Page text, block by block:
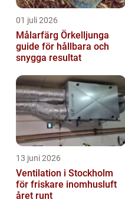
01 juli 2026
Målarfärg Örkelljunga
guide för hållbara och
snygga resultat
13 juni 2026
Ventilation i Stockholm
för friskare inomhusluft
året runt